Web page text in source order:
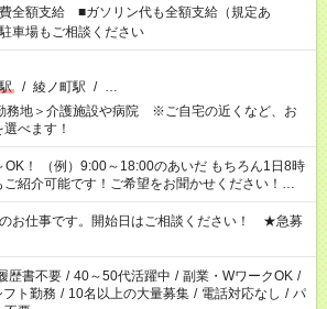
全額支給 ■ガソリン代も全額支給（規定あ
車場もご相談ください
/ 綾ノ町駅 / …
務地＞介護施設や病院 ※ご自宅の近くなど、お
べます！
！ （例）9:00～18:00のあいだ もちろん1日8時
ご紹介可能です！ご希望をお聞かせください！★家
みが必要な場合も遠慮なくご相談ください。 ※
以上の勤務が必要です
お仕事です。開始日はご相談ください！ ★急募
歴書不要 / 40～50代活躍中 / 副業・WワークOK /
フト勤務 / 10名以上の大量募集 / 電話対応なし / パ